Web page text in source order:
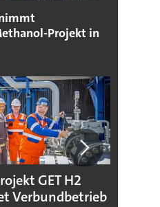
Projekt in
GET H2
Verbundbetrieb